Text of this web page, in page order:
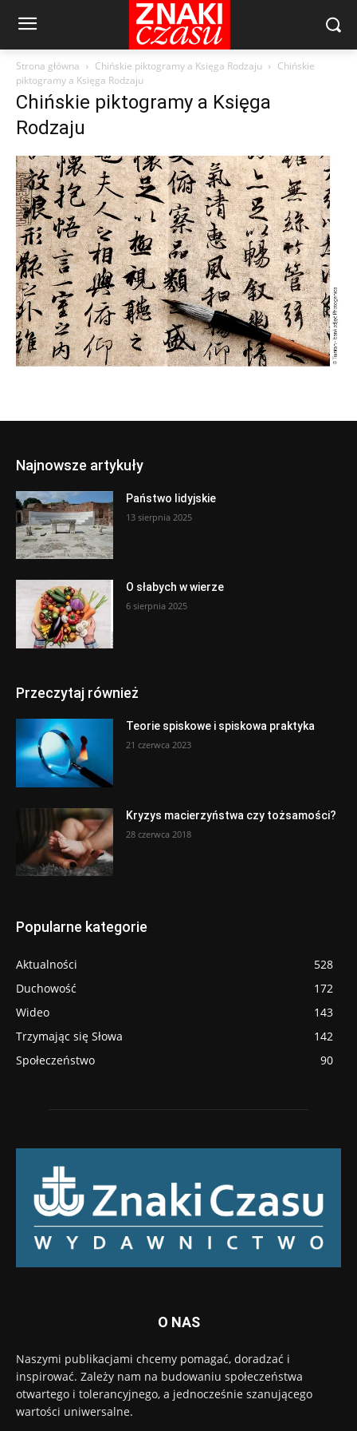
Strona główna Chińskie piktogramy a Księga Rodzaju
Chińskie
piktogramy a Księga Rodzaju
Chińskie piktogramy a Księga
Rodzaju
Najnowsze artykuły
Państwo lidyjskie
13 sierpnia 2025
O słabych w wierze
6 sierpnia 2025
Przeczytaj również
Teorie spiskowe i spiskowa praktyka
21 czerwca 2023
Kryzys macierzyństwa czy tożsamości?
28 czerwca 2018
Popularne kategorie
Aktualności
528
Duchowość
172
Wideo
143
Trzymając się Słowa
142
Społeczeństwo
90
O NAS
Naszymi publikacjami chcemy pomagać, doradzać i
inspirować. Zależy nam na budowaniu społeczeństwa
otwartego i tolerancyjnego, a jednocześnie szanującego
wartości uniwersalne.